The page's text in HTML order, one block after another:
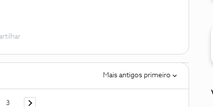
Mais antigos primeiro
3